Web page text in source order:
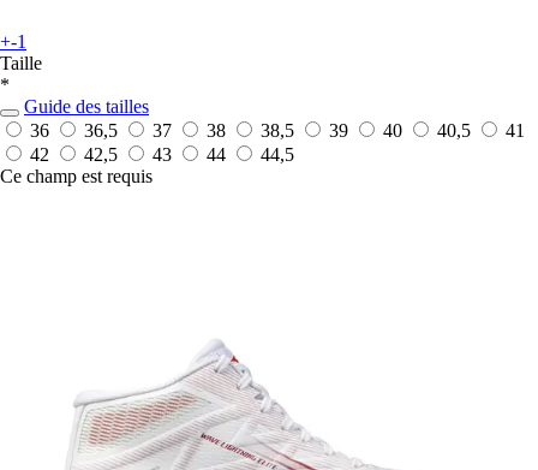
+-1
Taille
*
Guide des tailles
36
36,5 37 38 38,5 39 40 40,5
41
42
42,5 43 44
44,5
Ce champ est requis